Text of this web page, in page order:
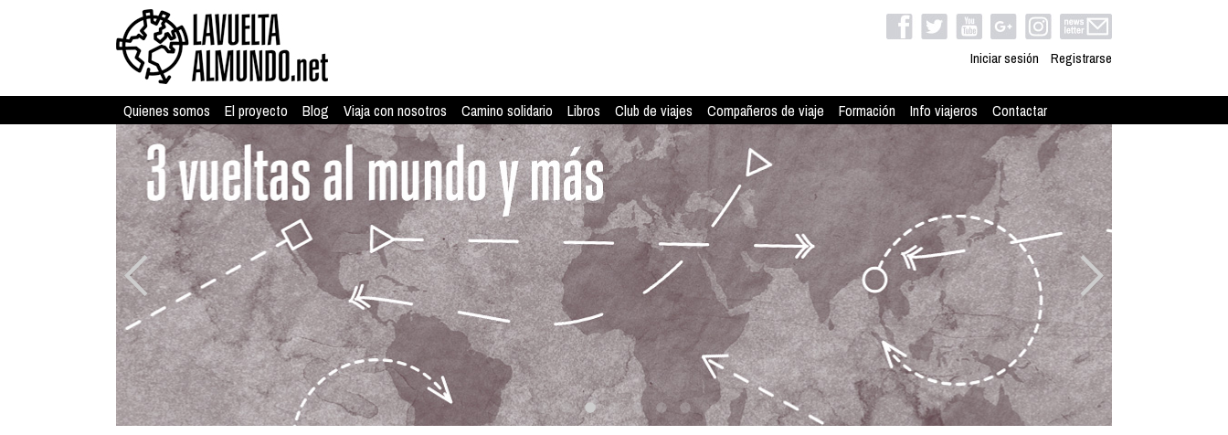
Iniciar sesión Registrarse
Quienes somos El proyecto Blog Viaja con nosotros Camino solidario Libros Club de viajes Compañeros de viaje Formación Info viajeros Contactar